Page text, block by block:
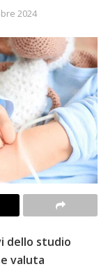
2024
dello studio
valuta